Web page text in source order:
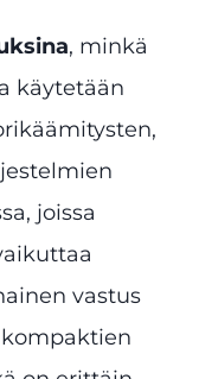
, minkä
käytetään
joissa
vastus